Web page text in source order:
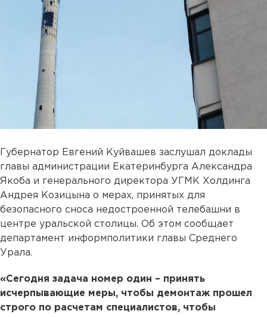
Губернатор Евгений Куйвашев заслушал доклады
главы администрации Екатеринбурга Александра
Якоба и генерального директора УГМК Холдинга
Андрея Козицына о мерах, принятых для
безопасного сноса недостроенной телебашни в
центре уральской столицы. Об этом сообщает
департамент информполитики главы Среднего
Урала.
«Сегодня задача номер один – принять
исчерпывающие меры, чтобы демонтаж прошел
строго по расчетам специалистов, чтобы